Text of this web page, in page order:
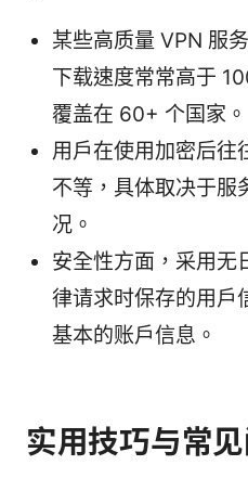
某些高质量 VPN 服
下载速度常常高于
覆盖在 60+ 个国家。
用户在使用加密后往
不等，具体取决于服
况。
安全性方面，采用无
律请求时保存的用户
基本的账户信息。
实用技巧与常